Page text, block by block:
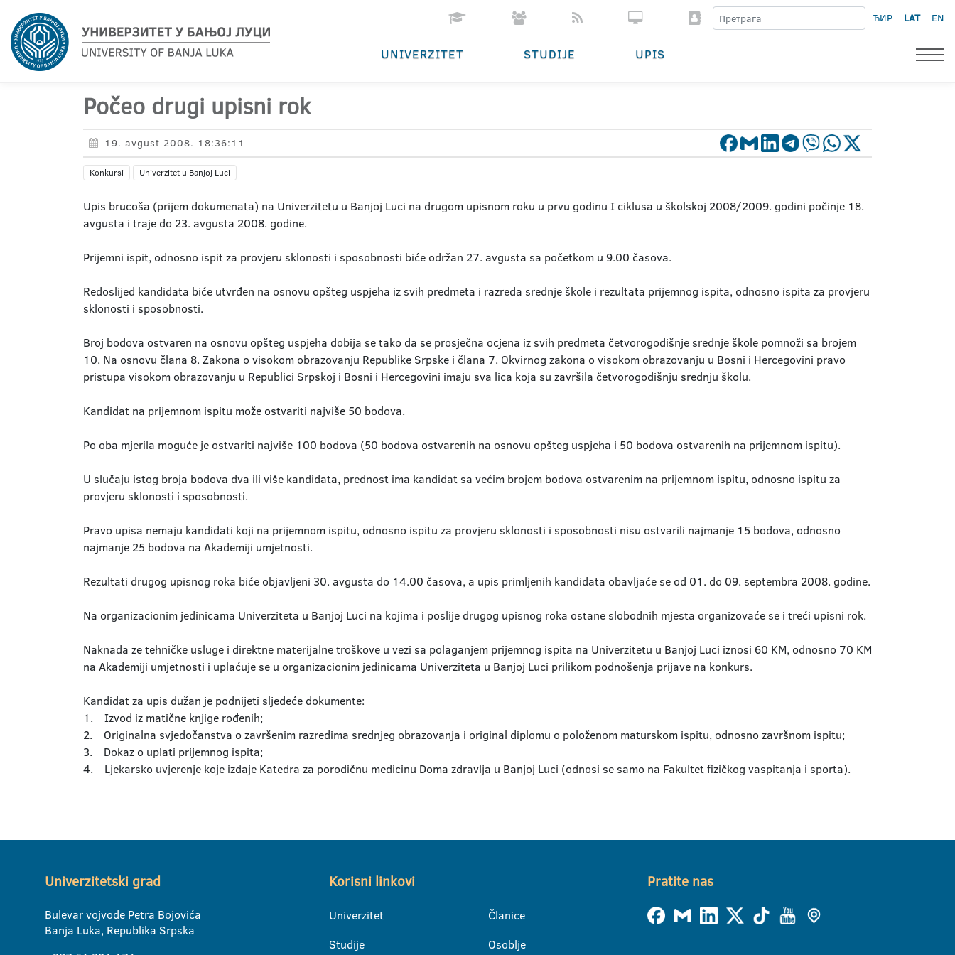
ЋИР LAT EN
UNIVERZITET STUDIJE UPIS
Počeo drugi upisni rok
19. avgust 2008. 18:36:11
Konkursi Univerzitet u Banjoj Luci
Upis brucoša (prijem dokumenata) na Univerzitetu u Banjoj Luci na drugom upisnom roku u prvu godinu I ciklusa u školskoj 2008/2009. godini počinje 18.
avgusta i traje do 23. avgusta 2008. godine.
Prijemni ispit, odnosno ispit za provjeru sklonosti i sposobnosti biće održan 27. avgusta sa početkom u 9.00 časova.
Redoslijed kandidata biće utvrđen na osnovu opšteg uspjeha iz svih predmeta i razreda srednje škole i rezultata prijemnog ispita, odnosno ispita za provjeru
sklonosti i sposobnosti.
Broj bodova ostvaren na osnovu opšteg uspjeha dobija se tako da se prosječna ocjena iz svih predmeta četvorogodišnje srednje škole pomnoži sa brojem
10. Na osnovu člana 8. Zakona o visokom obrazovanju Republike Srpske i člana 7. Okvirnog zakona o visokom obrazovanju u Bosni i Hercegovini pravo
pristupa visokom obrazovanju u Republici Srpskoj i Bosni i Hercegovini imaju sva lica koja su završila četvorogodišnju srednju školu.
Kandidat na prijemnom ispitu može ostvariti najviše 50 bodova.
Po oba mjerila moguće je ostvariti najviše 100 bodova (50 bodova ostvarenih na osnovu opšteg uspjeha i 50 bodova ostvarenih na prijemnom ispitu).
U slučaju istog broja bodova dva ili više kandidata, prednost ima kandidat sa većim brojem bodova ostvarenim na prijemnom ispitu, odnosno ispitu za
provjeru sklonosti i sposobnosti.
Pravo upisa nemaju kandidati koji na prijemnom ispitu, odnosno ispitu za provjeru sklonosti i sposobnosti nisu ostvarili najmanje 15 bodova, odnosno
najmanje 25 bodova na Akademiji umjetnosti.
Rezultati drugog upisnog roka biće objavljeni 30. avgusta do 14.00 časova, a upis primljenih kandidata obavljaće se od 01. do 09. septembra 2008. godine.
Na organizacionim jedinicama Univerziteta u Banjoj Luci na kojima i poslije drugog upisnog roka ostane slobodnih mjesta organizovaće se i treći upisni rok.
Naknada ze tehničke usluge i direktne materijalne troškove u vezi sa polaganjem prijemnog ispita na Univerzitetu u Banjoj Luci iznosi 60 KM, odnosno 70 KM
na Akademiji umjetnosti i uplaćuje se u organizacionim jedinicama Univerziteta u Banjoj Luci prilikom podnošenja prijave na konkurs.
Kandidat za upis dužan je podnijeti sljedeće dokumente:
1. Izvod iz matične knjige rođenih;
2. Originalna svjedočanstva o završenim razredima srednjeg obrazovanja i original diplomu o položenom maturskom ispitu, odnosno završnom ispitu;
3. Dokaz o uplati prijemnog ispita;
4. Ljekarsko uvjerenje koje izdaje Katedra za porodičnu medicinu Doma zdravlja u Banjoj Luci (odnosi se samo na Fakultet fizičkog vaspitanja i sporta).
Univerzitetski grad
Bulevar vojvode Petra Bojovića
Banja Luka, Republika Srpska
Korisni linkovi
Univerzitet
Studije
Članice
Osoblje
Pratite nas